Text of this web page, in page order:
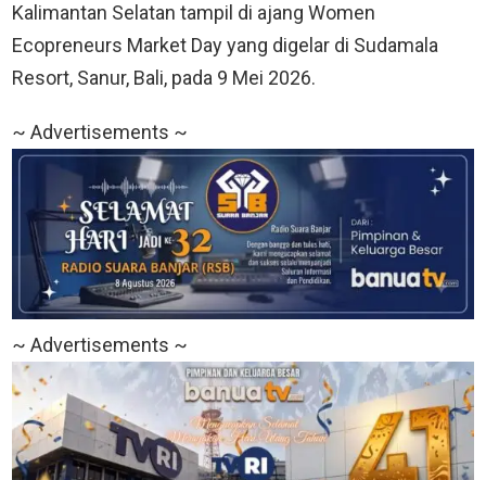
Kalimantan Selatan tampil di ajang Women
Ecopreneurs Market Day yang digelar di Sudamala
Resort, Sanur, Bali, pada 9 Mei 2026.
~ Advertisements ~
~ Advertisements ~